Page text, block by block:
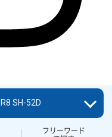
フリーワード
SH-52D